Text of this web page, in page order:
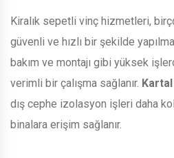
Kiralık sepetli vinç hizmetleri,
güvenli ve hızlı bir şekilde
bakım ve montajı gibi yüksek
verimli bir çalışma sağlanır.
dış cephe izolasyon işleri daha
binalara erişim sağlanır.